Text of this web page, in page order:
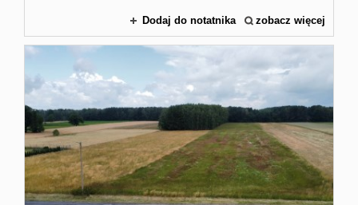
Dodaj do notatnika zobacz więcej